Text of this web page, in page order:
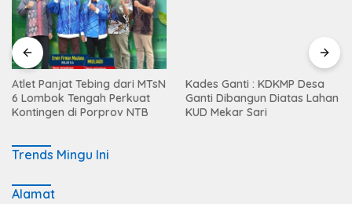
Atlet Panjat Tebing dari MTsN
6 Lombok Tengah Perkuat
Kontingen di Porprov NTB
Kades Ganti : KDKMP Desa
Ganti Dibangun Diatas Lahan
KUD Mekar Sari
Trends Mingu Ini
Alamat